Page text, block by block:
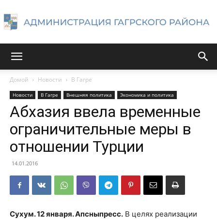
Гагрского
района
Домой Новости В Гагре
Новости В Гагре Внешняя политика Экономика и политика
Абхазия ввела временные
ограничительные меры в
отношении Турции
14.01.2016
Сухум. 12 января. Апсныпресс. В целях реализации